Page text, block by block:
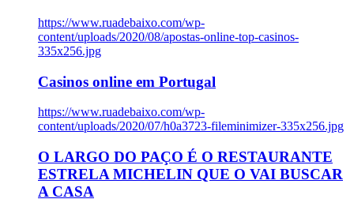
https://www.ruadebaixo.com/wp-
content/uploads/2020/08/apostas-online-top-casinos-
335x256.jpg
Casinos online em Portugal
https://www.ruadebaixo.com/wp-
content/uploads/2020/07/h0a3723-fileminimizer-335x256.jpg
O LARGO DO PAÇO É O RESTAURANTE
ESTRELA MICHELIN QUE O VAI BUSCAR
A CASA